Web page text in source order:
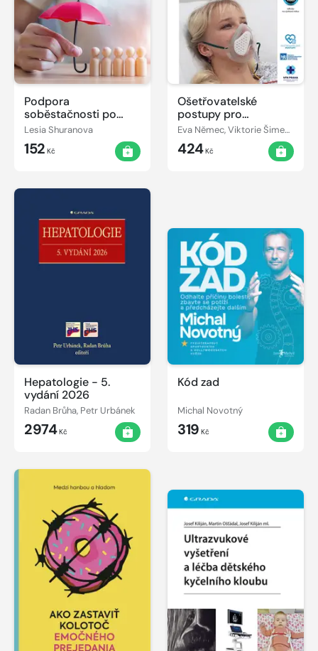
Podpora
soběstačnosti po
cévní mozkové
příhodě
Lesia Shuranova
152 Kč
Ošetřovatelské
postupy pro
zdravotnické
záchranáře III
Eva Němec, Viktorie Šimečková
424Kč
Hepatologie - 5.
vydání 2026
Radan Brůha, Petr Urbánek
2974Kč
Kód zad
Michal Novotný
319 Kč